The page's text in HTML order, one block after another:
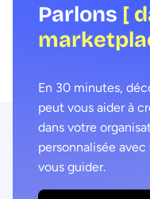
Parlons [
En 30 minutes,
peut vous aider à
dans votre
personnalisée
vous guider.